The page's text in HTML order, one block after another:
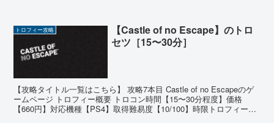
トロフィー攻略
【Castle of no Escape】のトロ
セツ［15〜30分］
【攻略タイトル一覧はこちら】 攻略7本目 Castle of no Escapeのゲ
ームページ トロフィー概要 トロコン時間【15〜30分程度】価格
【660円】対応機種【PS4】取得難易度【10/100】時限トロフィー